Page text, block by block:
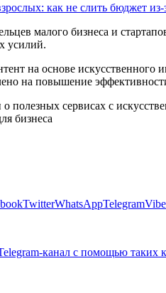
как не слить бюджет
малого бизнеса и
усилий.
на основе
на повышение
полезных сервисах с
бизнеса
TwitterWhatsAppTelegram
канал с помощью таких